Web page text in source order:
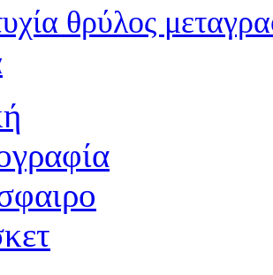
θρύλος